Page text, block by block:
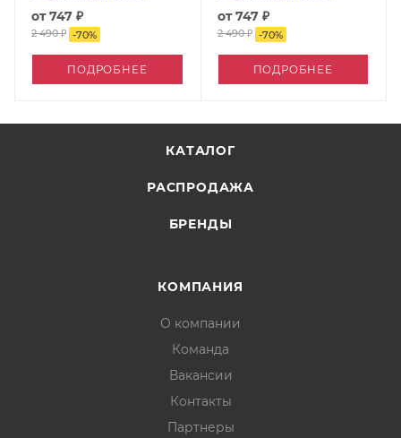
от747 ₽
2 490 ₽ -70%
ПОДРОБНЕЕ
от747 ₽
2 490 ₽ -70%
ПОДРОБНЕЕ
КАТАЛОГ
РАСПРОДАЖА
БРЕНДЫ
КОМПАНИЯ
О компании
Команда
Вакансии
Контакты
Партнеры